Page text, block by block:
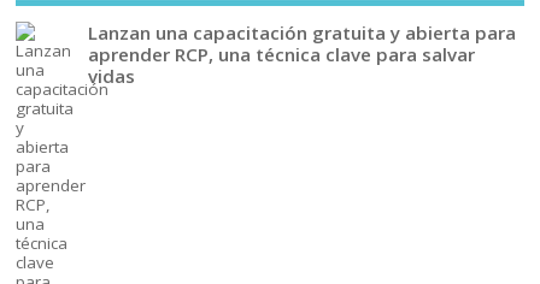
Lanzan una capacitación gratuita y abierta para
aprender RCP, una técnica clave para salvar
vidas